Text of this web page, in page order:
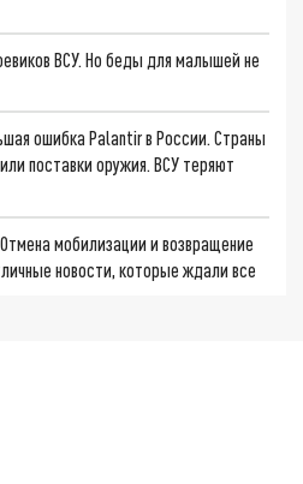
ВСУ. Но беды для малышей не
ошибка Palantir в России. Страны
поставки оружия. ВСУ теряют
мобилизации и возвращение
новости, которые ждали все